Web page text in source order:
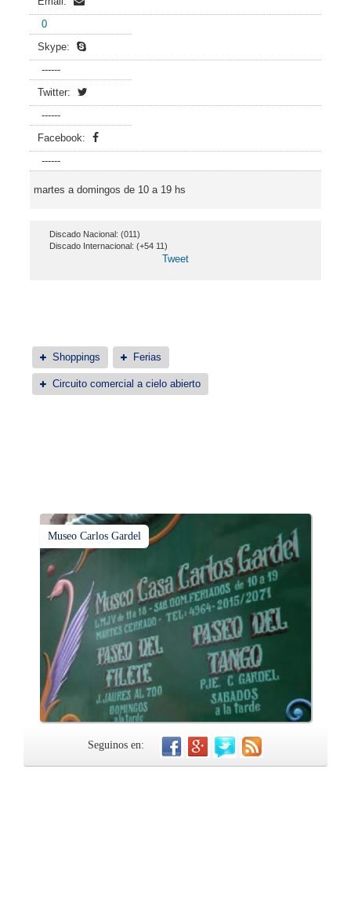
0
Skype:
------
Twitter:
------
Facebook:
------
martes a domingos de 10 a 19 hs
Discado Nacional: (011)
Discado Internacional: (+54 11)
Tweet
Shoppings Ferias
Circuito comercial a cielo abierto
Museo Carlos Gardel
Seguinos en: